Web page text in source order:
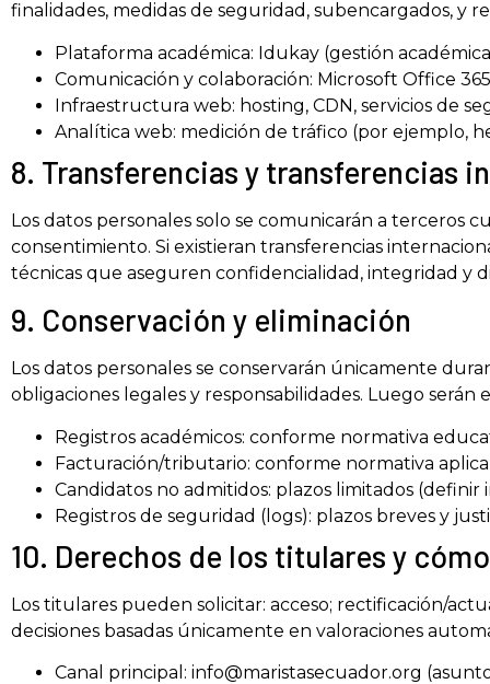
finalidades, medidas de seguridad, subencargados, y
Plataforma académica: Idukay (gestión
Comunicación y colaboración: Microsoft Office
Infraestructura web: hosting, CDN, servicios de
Analítica web: medición de tráfico (por ejemplo,
8. Transferencias y transferencias
Los datos personales solo se comunicarán a terceros
consentimiento. Si existieran transferencias
técnicas que aseguren confidencialidad, integridad y
9. Conservación y eliminación
Los datos personales se conservarán únicamente
obligaciones legales y responsabilidades. Luego
Registros académicos: conforme normativa
Facturación/tributario: conforme normativa
Candidatos no admitidos: plazos limitados
Registros de seguridad (logs): plazos breves y
10. Derechos de los titulares y
Los titulares pueden solicitar: acceso; rectificación/
decisiones basadas únicamente en valoraciones
Canal principal: info@maristasecuador.org